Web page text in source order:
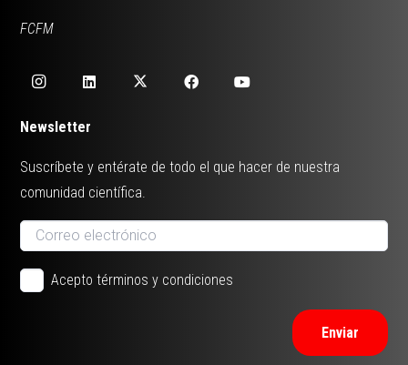
FCFM
Newsletter
Suscríbete y entérate de todo el que hacer de nuestra
comunidad científica.
Acepto términos y condiciones
Enviar